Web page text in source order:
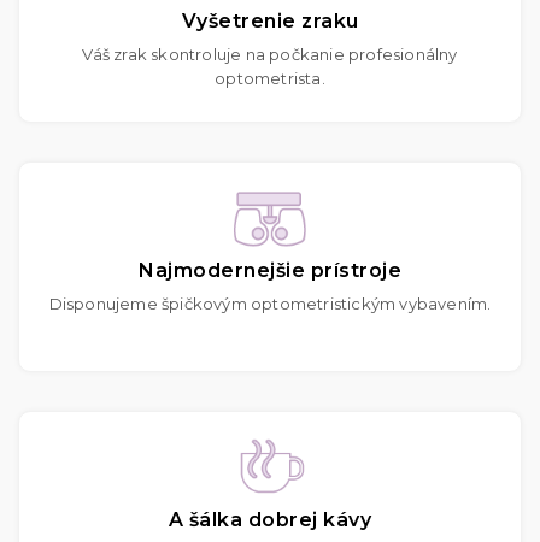
Vyšetrenie zraku
Váš zrak skontroluje na počkanie profesionálny
optometrista.
Najmodernejšie prístroje
Disponujeme špičkovým optometristickým vybavením.
A šálka dobrej kávy